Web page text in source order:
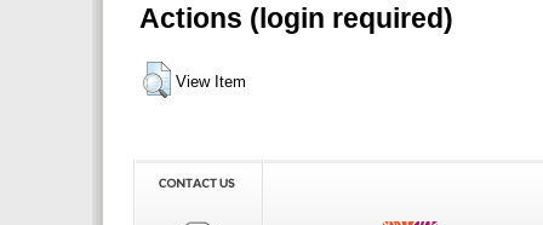
Actions (login required)
View Item